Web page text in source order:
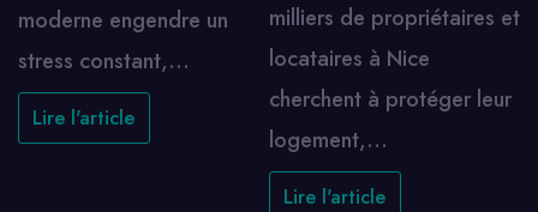
moderne engendre un
stress constant,…
Lire l'article
milliers de propriétaires et
locataires à Nice
cherchent à protéger leur
logement,…
Lire l'article